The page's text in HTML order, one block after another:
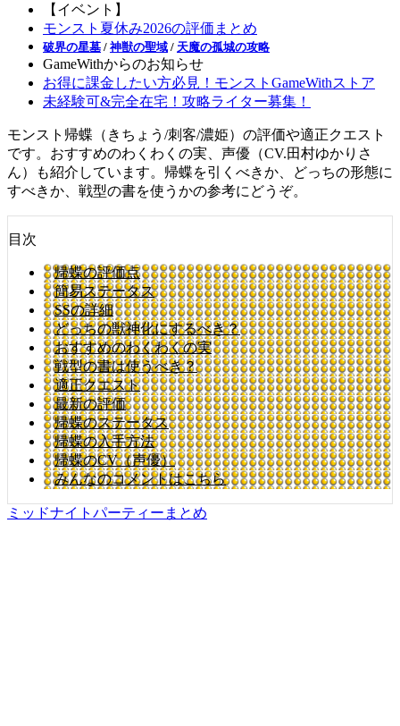
【イベント】
モンスト夏休み2026の評価まとめ
破界の星墓 / 神獣の聖域 / 天魔の孤城の攻略
GameWithからのお知らせ
お得に課金したい方必見！モンストGameWithストア
未経験可&完全在宅！攻略ライター募集！
モンスト帰蝶（きちょう/刺客/濃姫）の評価や適正クエスト
です。おすすめのわくわくの実、声優（CV.田村ゆかりさ
ん）も紹介しています。帰蝶を引くべきか、どっちの形態に
すべきか、戦型の書を使うかの参考にどうぞ。
目次
帰蝶の評価点
簡易ステータス
SSの詳細
どっちの獣神化にするべき？
おすすめのわくわくの実
戦型の書は使うべき？
適正クエスト
最新の評価
帰蝶のステータス
帰蝶の入手方法
帰蝶のCV（声優）
みんなのコメントはこちら
ミッドナイトパーティーまとめ